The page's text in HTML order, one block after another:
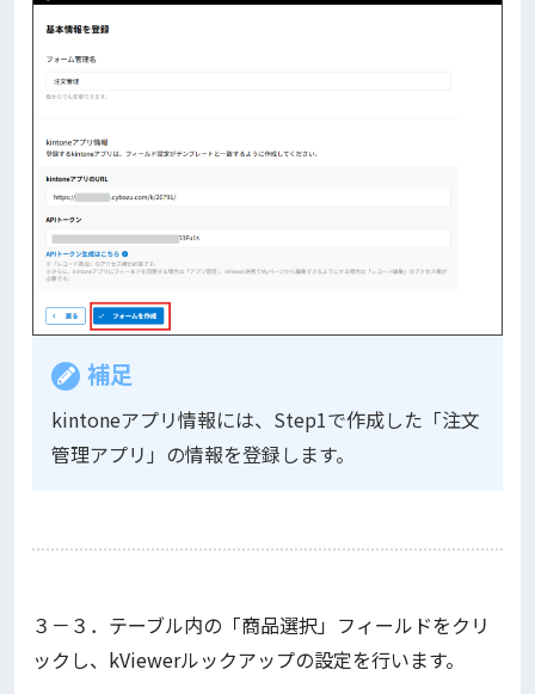
補足
kintoneアプリ情報には、Step1で作成した「注文
管理アプリ」の情報を登録します。
３－３．テーブル内の「商品選択」フィールドをクリ
ックし、kViewerルックアップの設定を行います。